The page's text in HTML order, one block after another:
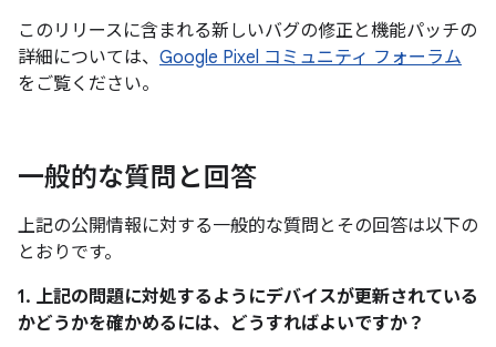
このリリースに含まれる新しいバグの修正と機能パッチの
詳細については、 Google Pixel コミュニティ フォーラム
をご覧ください。
一般的な質問と回答
上記の公開情報に対する一般的な質問とその回答は以下の
とおりです。
1. 上記の問題に対処するようにデバイスが更新されている
かどうかを確かめるには、どうすればよいですか？